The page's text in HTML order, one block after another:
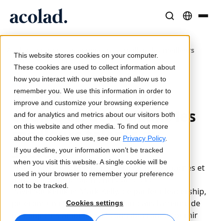
This website stores cookies on your computer.
These cookies are used to collect information about
how you interact with our website and allow us to
remember you. We use this information in order to
improve and customize your browsing experience
and for analytics and metrics about our visitors both
on this website and other media. To find out more
about the cookies we use, see our Privacy Policy.
If you decline, your information won’t be tracked
when you visit this website. A single cookie will be
used in your browser to remember your preference
not to be tracked.
Cookies settings
Traduction
Vitesse de l’IA, précision humaine
Interprétation
Communication fluide, partout
Médias et Divertissement
Donnez vie à vos contenus sur tous les écrans
Conseil et Externalisation
Lia Translate
Traductions instantanées adaptées à votre marque
Lia Live
L'interprétation revisitée
Connectivité
Intégration des flux de travail simplifiée
Interprétation IA
Études de cas
Résultats concrets de nos clients
Articles
Analyses d’experts sur le contenu global
Ebooks
Guides et stratégies approfondis
Webinaires à la demande
À propos d’Acolad
Durabilité
Partenaires
Actualités
Acolad agrandit son équipe en accueillant les meilleurs
talents du secteur
22 mai 2024
Acolad agrandit son
équipe en accueillant les
meilleurs talents du
secteur
Alors que nous cherchons à élargir nos capacités et
à investir dans le talent, nul doute que
Pavel Soukenik et Mark Kelly, de par leur leadership,
joueront un rôle de premier plan dans l’atteinte de
nos objectifs ambitieux et contribueront à fournir